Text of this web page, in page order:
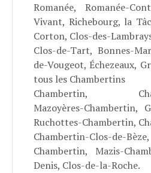
Romanée, Romanée-
Vivant, Richebourg, la
Corton, Clos-des-
Clos-de-Tart, Bonnes-
de-Vougeot, Échezeaux,
tous les Chambertins
Chambertin,
Mazoyères-Chambertin,
Ruchottes-Chambertin,
Chambertin-Clos-de-
Chambertin, Mazis-
Denis, Clos-de-la-Roche.